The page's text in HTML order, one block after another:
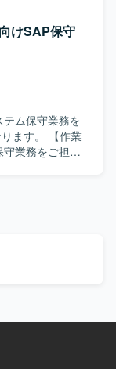
中心で経験を
業していただ
機能の設計・
進していただ
業務を推進し
ムを横断した
れる方が望ま
でき、上級SE
開発のスキル
域のシステム
けSAP保守
テム保守業務を
【作業
業務をご担当
業務を遂行し
いただける方
とで、FI/CO
ため、製造業